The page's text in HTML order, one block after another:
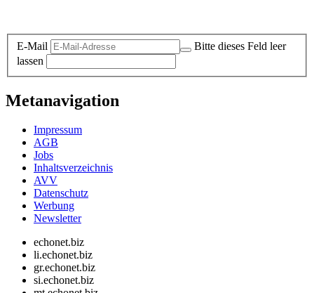
E-Mail
Bitte dieses Feld leer
lassen
Metanavigation
Impressum
AGB
Jobs
Inhaltsverzeichnis
AVV
Datenschutz
Werbung
Newsletter
echonet.biz
li.echonet.biz
gr.echonet.biz
si.echonet.biz